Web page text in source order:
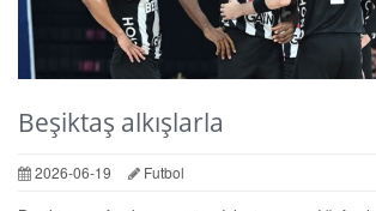
Beşiktaş alkışlarla
2026-06-19 Futbol